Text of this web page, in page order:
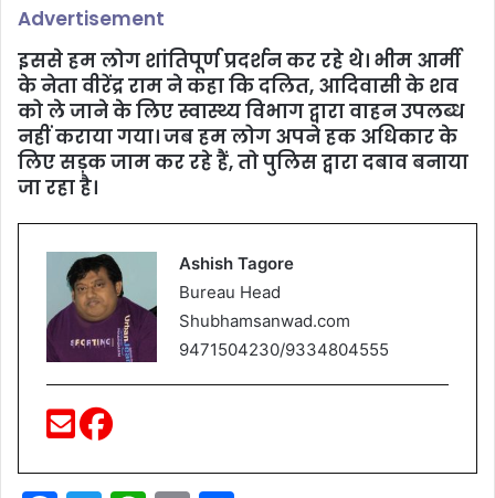
Advertisement
इससे हम लोग शांतिपूर्ण प्रदर्शन कर रहे थे। भीम आर्मी
के नेता वीरेंद्र राम ने कहा कि दलित, आदिवासी के शव
को ले जाने के लिए स्वास्थ्य विभाग द्वारा वाहन उपलब्ध
नहीं कराया गया। जब हम लोग अपने हक अधिकार के
लिए सड़क जाम कर रहे हैं, तो पुलिस द्वारा दबाव बनाया
जा रहा है।
Ashish Tagore
Bureau Head
Shubhamsanwad.com
9471504230/9334804555